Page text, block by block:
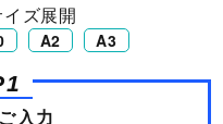
ズ展開
A2 A3
入力